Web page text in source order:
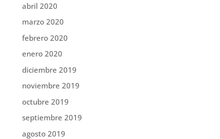
abril 2020
marzo 2020
febrero 2020
enero 2020
diciembre 2019
noviembre 2019
octubre 2019
septiembre 2019
agosto 2019